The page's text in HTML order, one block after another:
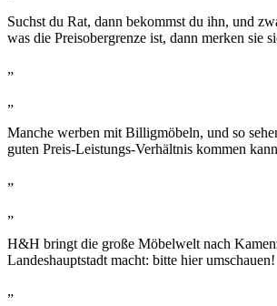
Suchst du Rat, dann bekommst du ihn, und
was die Preisobergrenze ist, dann merken sie
„
„
Manche werben mit Billigmöbeln, und so
guten Preis-Leistungs-Verhältnis kommen
„
„
H&H bringt die große Möbelwelt nach
Landeshauptstadt macht: bitte hier umschauen!
„